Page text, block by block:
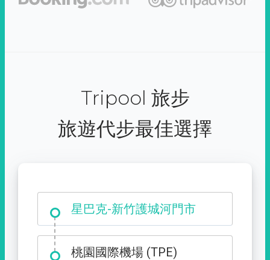
Tripool 旅步
旅遊代步最佳選擇
星巴克-新竹護城河門市
大霸尖山登山口
桃園國際機場 (TPE)